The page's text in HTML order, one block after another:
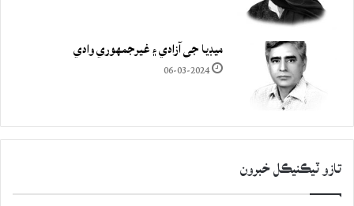
ميڊيا جي آزادي ۽ غيرجمھوري وادي
06-03-2024
تازو ٽيڪنيڪل خبرون